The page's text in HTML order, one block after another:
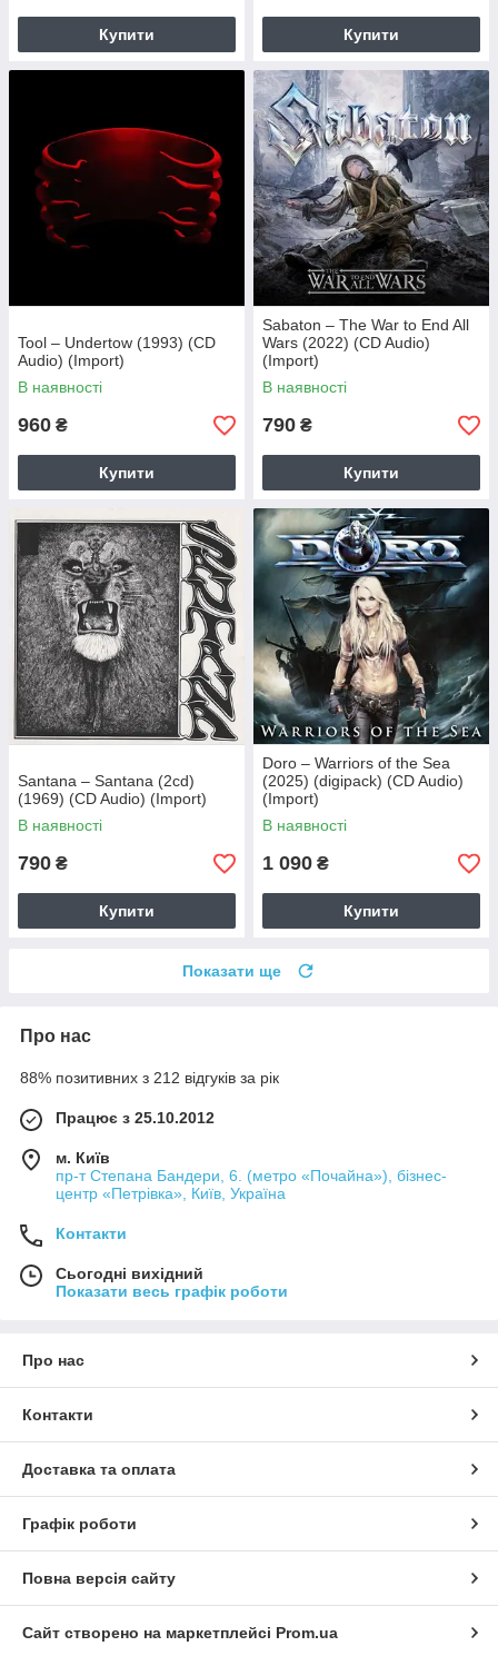
Купити Купити
Tool – Undertow (1993) (CD
Audio) (Import)
В наявності
960 ₴
Купити
Sabaton – The War to End All
Wars (2022) (CD Audio)
(Import)
В наявності
790 ₴
Купити
Santana – Santana (2cd)
(1969) (CD Audio) (Import)
В наявності
790 ₴
Купити
Doro – Warriors of the Sea
(2025) (digipack) (CD Audio)
(Import)
В наявності
1 090 ₴
Купити
Показати ще
Про нас
88% позитивних з 212 відгуків за рік
Працює з 25.10.2012
м. Київ
пр-т Степана Бандери, 6. (метро «Почайна»), бізнес-
центр «Петрівка», Київ, Україна
Контакти
Сьогодні вихідний
Показати весь графік роботи
Про нас
Контакти
Доставка та оплата
Графік роботи
Повна версія сайту
Сайт створено на маркетплейсі Prom.ua